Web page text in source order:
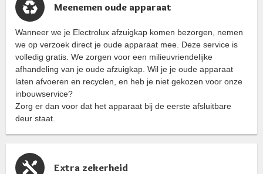
Meenemen oude apparaat
Wanneer we je Electrolux afzuigkap komen bezorgen, nemen
we op verzoek direct je oude apparaat mee. Deze service is
volledig gratis. We zorgen voor een milieuvriendelijke
afhandeling van je oude afzuigkap. Wil je je oude apparaat
laten afvoeren en recyclen, en heb je niet gekozen voor onze
inbouwservice?
Zorg er dan voor dat het apparaat bij de eerste afsluitbare
deur staat.
Extra zekerheid